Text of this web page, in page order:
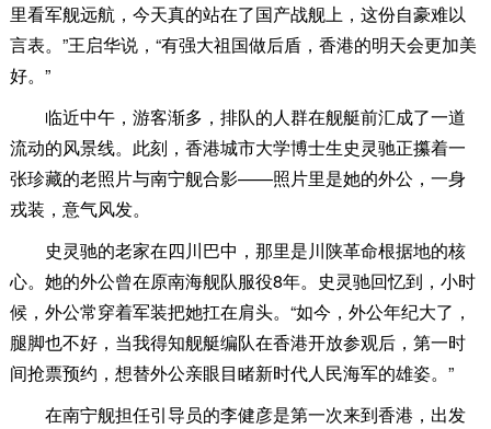
里看军舰远航，今天真的站在了国产战舰上，这份自豪难以
言表。”王启华说，“有强大祖国做后盾，香港的明天会更加美
好。”
临近中午，游客渐多，排队的人群在舰艇前汇成了一道
流动的风景线。此刻，香港城市大学博士生史灵驰正攥着一
张珍藏的老照片与南宁舰合影——照片里是她的外公，一身
戎装，意气风发。
史灵驰的老家在四川巴中，那里是川陕革命根据地的核
心。她的外公曾在原南海舰队服役8年。史灵驰回忆到，小时
候，外公常穿着军装把她扛在肩头。“如今，外公年纪大了，
腿脚也不好，当我得知舰艇编队在香港开放参观后，第一时
间抢票预约，想替外公亲眼目睹新时代人民海军的雄姿。”
在南宁舰担任引导员的李健彦是第一次来到香港，出发